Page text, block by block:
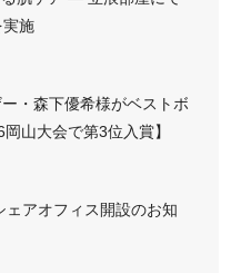
実施
ー・森下優希様がベストボ
山大会で第3位入賞】
ェアオフィス開設のお知